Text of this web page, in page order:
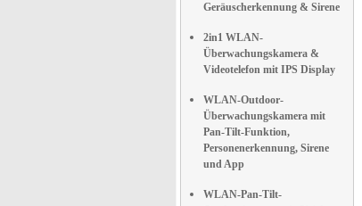
Geräuscherkennung & Sirene
2in1 WLAN-
Überwachungskamera &
Videotelefon mit IPS Display
WLAN-Outdoor-
Überwachungskamera mit
Pan-Tilt-Funktion,
Personenerkennung, Sirene
und App
WLAN-Pan-Tilt-